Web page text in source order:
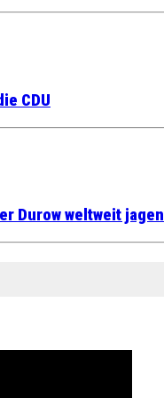
CDU
Durow weltweit jagen